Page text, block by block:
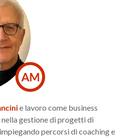
AM
e lavoro come business
gestione di progetti di
percorsi di coaching e